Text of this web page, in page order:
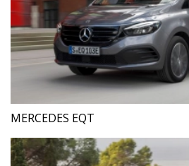
MERCEDES EQT